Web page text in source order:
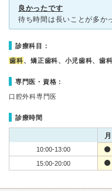
良かったです
診療科目：
歯科、矯正歯科、小児歯科、歯
専門医・資格：
口腔外科専門医
診療時間
月
10:00-13:00
15:00-20:00